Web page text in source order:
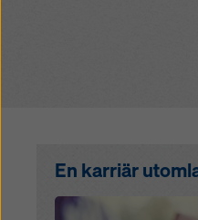
En karriär
Open